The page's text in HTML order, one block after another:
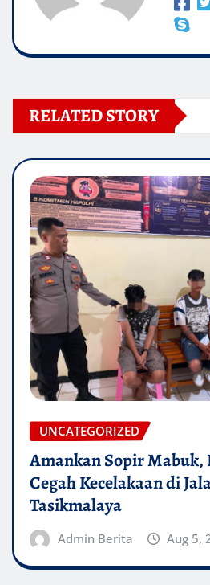
RELATED STORY
UNCATEGORIZED
Amankan Sopir Mabuk,
Cegah Kecelakaan di
Tasikmalaya
Admin Berita Aug 5,